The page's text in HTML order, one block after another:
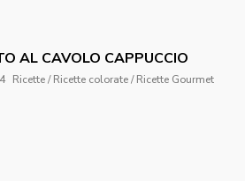
AL CAVOLO CAPPUCCIO
Ricette / Ricette colorate / Ricette Gourmet